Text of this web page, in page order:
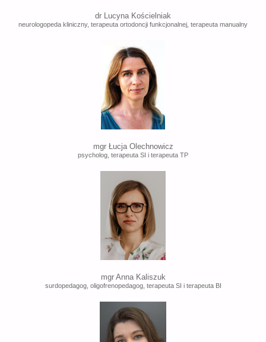
dr Lucyna Kościelniak
neurologopeda kliniczny, terapeuta ortodoncji funkcjonalnej, terapeuta manualny
mgr Łucja Olechnowicz
psycholog, terapeuta SI i terapeuta TP
mgr Anna Kaliszuk
surdopedagog, oligofrenopedagog, terapeuta SI i terapeuta BI